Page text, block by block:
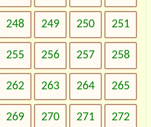
248 249 250 251
255 256 257 258
262 263 264 265
269 270 271 272